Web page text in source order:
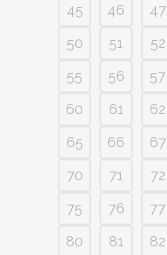
45
46 47
50
51 52
55
56 57
60
61 62
65
66 67
70
71 72
75
76 77
80
81 82